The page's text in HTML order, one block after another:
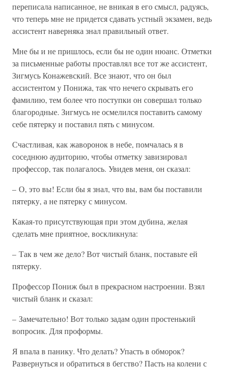
переписала написанное, не вникая в его смысл, радуясь,
что теперь мне не придется сдавать устный экзамен, ведь
ассистент наверняка знал правильный ответ.
Мне бы и не пришлось, если бы не один нюанс. Отметки
за письменные работы проставлял все тот же ассистент,
Зигмусь Конажевский. Все знают, что он был
ассистентом у Понижа, так что нечего скрывать его
фамилию, тем более что поступки он совершал только
благородные. Зигмусь не осмелился поставить самому
себе пятерку и поставил пять с минусом.
Счастливая, как жаворонок в небе, помчалась я в
соседнюю аудиторию, чтобы отметку завизировал
профессор, так полагалось. Увидев меня, он сказал:
– О, это вы! Если бы я знал, что вы, вам бы поставили
пятерку, а не пятерку с минусом.
Какая-то присутствующая при этом дубина, желая
сделать мне приятное, воскликнула:
– Так в чем же дело? Вот чистый бланк, поставьте ей
пятерку.
Профессор Пониж был в прекрасном настроении. Взял
чистый бланк и сказал:
– Замечательно! Вот только задам один простенький
вопросик. Для проформы.
Я впала в панику. Что делать? Упасть в обморок?
Развернуться и обратиться в бегство? Пасть на колени с